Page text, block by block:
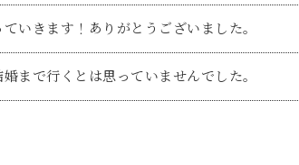
いきます！ありがとうございました。
まで行くとは思っていませんでした。